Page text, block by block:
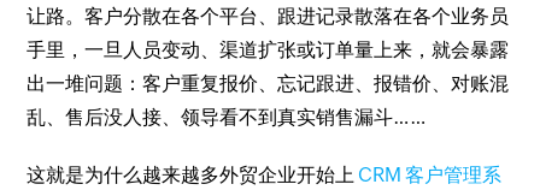
让路。客户分散在各个平台、跟进记录散落在各个业务员
手里，一旦人员变动、渠道扩张或订单量上来，就会暴露
出一堆问题：客户重复报价、忘记跟进、报错价、对账混
乱、售后没人接、领导看不到真实销售漏斗……
这就是为什么越来越多外贸企业开始上 CRM 客户管理系